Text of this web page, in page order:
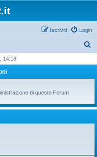
Login
Iscriviti
c
14:18
di questo Forum